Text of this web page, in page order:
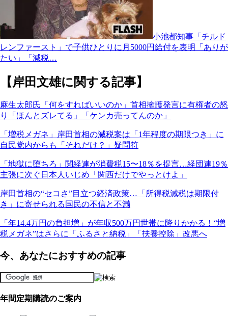
小池都知事「チルド
レンファースト」で子供ひとりに月5000円給付を表明「ありが
たい」「減税…
【岸田文雄に関する記事】
麻生太郎氏「何をすればいいのか」首相擁護発言に有権者の怒
り「ほんとズレてる」「ケンカ売ってんのか」
「増税メガネ」岸田首相の減税案は「1年程度の期限つき」に
自民党内からも「それだけ？」疑問符
「地獄に堕ちろ」関経連が消費税15〜18％を提言…経団連19％
主張に次ぐ日本人いじめ「関西だけでやっとけよ」
岸田首相の“セコさ”目立つ経済政策…「所得税減税は期限付
き」に寄せられる国民の不信と不満
「年14.4万円の負担増」が年収500万円世帯に降りかかる！“増
税メガネ”はさらに「ふるさと納税」「扶養控除」改悪へ
今、あなたにおすすめの記事
年間定期購読のご案内